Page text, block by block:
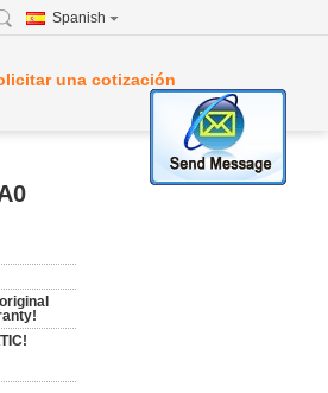
Spanish
una cotización